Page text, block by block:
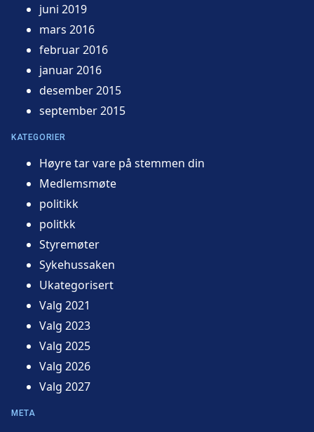
juni 2019
mars 2016
februar 2016
januar 2016
desember 2015
september 2015
KATEGORIER
Høyre tar vare på stemmen din
Medlemsmøte
politikk
politkk
Styremøter
Sykehussaken
Ukategorisert
Valg 2021
Valg 2023
Valg 2025
Valg 2026
Valg 2027
META